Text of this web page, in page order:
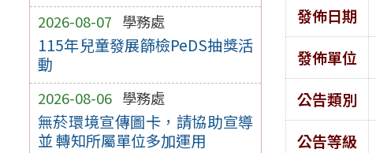
2026-08-07 學務處
115年兒童發展篩檢PeDS抽獎活
動
2026-08-06 學務處
無菸環境宣傳圖卡，請協助宣導
並 轉知所屬單位多加運用
發佈日期
發佈單位
公告類別
公告等級